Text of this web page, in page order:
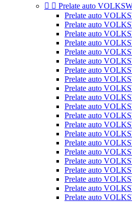
  Prelate auto
Prelate auto
Prelate auto
Prelate auto
Prelate auto
Prelate auto
Prelate auto
Prelate auto
Prelate auto
Prelate auto
Prelate auto
Prelate auto
Prelate auto
Prelate auto
Prelate auto
Prelate auto
Prelate auto
Prelate auto
Prelate auto
Prelate auto
Prelate auto
Prelate auto